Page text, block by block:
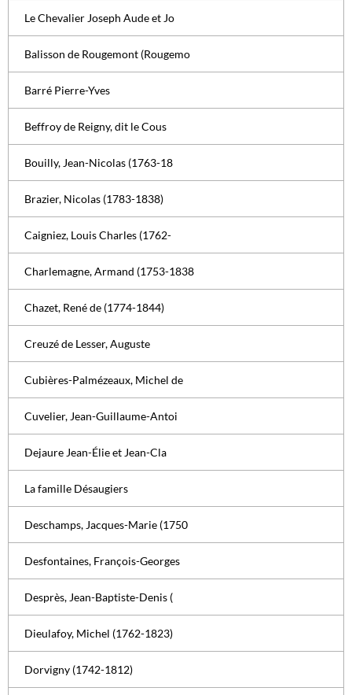
Le Chevalier Joseph Aude et Jo
Balisson de Rougemont (Rougemo
Barré Pierre-Yves
Beffroy de Reigny, dit le Cous
Bouilly, Jean-Nicolas (1763-18
Brazier, Nicolas (1783-1838)
Caigniez, Louis Charles (1762-
Charlemagne, Armand (1753-1838
Chazet, René de (1774-1844)
Creuzé de Lesser, Auguste
Cubières-Palmézeaux, Michel de
Cuvelier, Jean-Guillaume-Antoi
Dejaure Jean-Élie et Jean-Cla
La famille Désaugiers
Deschamps, Jacques-Marie (1750
Desfontaines, François-Georges
Desprès, Jean-Baptiste-Denis (
Dieulafoy, Michel (1762-1823)
Dorvigny (1742-1812)